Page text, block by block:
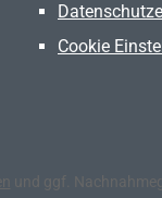
Cookie
und ggf.